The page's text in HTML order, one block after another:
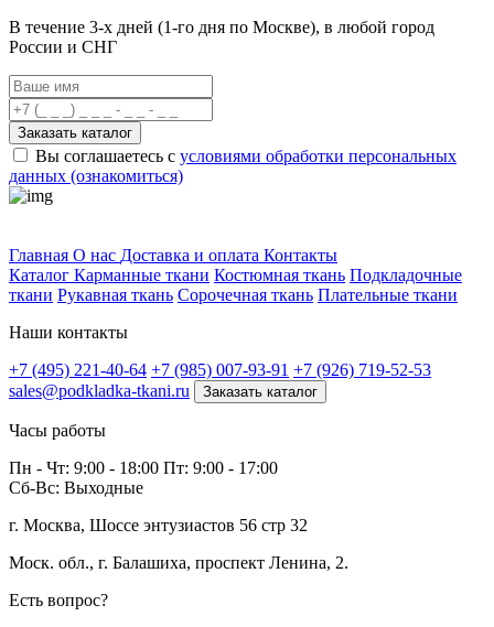
В течение 3-х дней (1-го дня по Москве), в любой город
России и СНГ
Заказать каталог
Вы соглашаетесь с условиями обработки персональных
данных (ознакомиться)
Главная О нас Доставка и оплата Контакты
Каталог Карманные ткани Костюмная ткань Подкладочные
ткани Рукавная ткань Сорочечная ткань Плательные ткани
Наши контакты
+7 (495) 221-40-64 +7 (985) 007-93-91 +7 (926) 719-52-53
sales@podkladka-tkani.ru
Заказать каталог
Часы работы
Пн - Чт: 9:00 - 18:00 Пт: 9:00 - 17:00
Сб-Вс: Выходные
г. Москва, Шоссе энтузиастов 56 стр 32
Моск. обл., г. Балашиха, проспект Ленина, 2.
Есть вопрос?